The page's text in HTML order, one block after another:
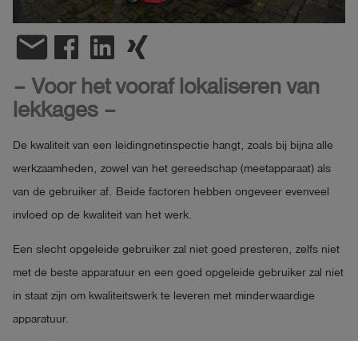
shield
email
– Voor het vooraf lokaliseren van
lekkages –
De kwaliteit van een leidingnetinspectie hangt, zoals bij bijna alle
werkzaamheden, zowel van het gereedschap (meetapparaat) als
van de gebruiker af. Beide factoren hebben ongeveer evenveel
invloed op de kwaliteit van het werk.
Een slecht opgeleide gebruiker zal niet goed presteren, zelfs niet
met de beste apparatuur en een goed opgeleide gebruiker zal niet
in staat zijn om kwaliteitswerk te leveren met minderwaardige
apparatuur.